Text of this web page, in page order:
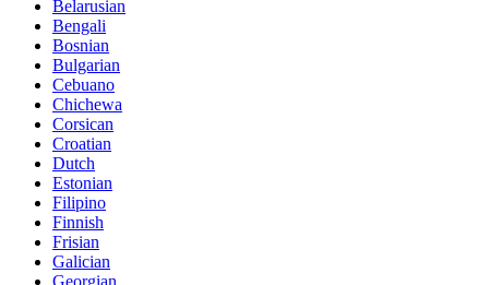
Belarusian
Bengali
Bosnian
Bulgarian
Cebuano
Chichewa
Corsican
Croatian
Dutch
Estonian
Filipino
Finnish
Frisian
Galician